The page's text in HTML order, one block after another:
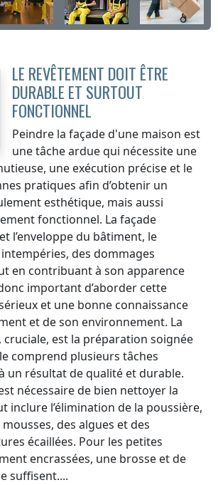
LE REVÊTEMENT DOIT ÊTRE
DURABLE ET SURTOUT
FONCTIONNEL
Peindre la façade d'une maison est
une tâche ardue qui nécessite une
une exécution précise et le
pratiques afin d’obtenir un
esthétique, mais aussi
fonctionnel. La façade
l’enveloppe du bâtiment, le
des dommages
en contribuant à son apparence
important d’aborder cette
et une bonne connaissance
et de son environnement. La
cruciale, est la préparation soignée
comprend plusieurs tâches
un résultat de qualité et durable.
nécessaire de bien nettoyer la
inclure l’élimination de la poussière,
des algues et des
écaillées. Pour les petites
encrassées, une brosse et de
suffisent....